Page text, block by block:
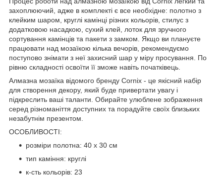
захоплюючий, адже в комплекті є все необхідне: полотно з
клейким шаром, круглі камінці різних кольорів, стилус з
додатковою насадкою, сухий клей, лоток для зручного
сортування камінців та пакети з замком. Якщо ви плануєте
працювати над мозаїкою кілька вечорів, рекомендуємо
поступово знімати з неї захисний шар у міру просування. По
рівню складності освоїти її зможе навіть початківець.
Алмазна мозаїка відомого бренду Cornix - це якісний набір
для створення декору, який буде привертати увагу і
підкреслить ваші таланти. Обирайте улюблене зображення
серед різноманіття доступних та порадуйте своїх близьких
незабутнім презентом.
ОСОБЛИВОСТІ:
розміри полотна: 40 x 30 см
тип каміння: круглі
к-сть кольорів: 23